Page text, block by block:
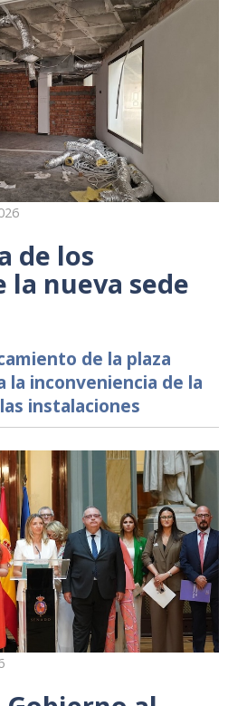
de los
la nueva sede
de la plaza
inconveniencia de la
instalaciones